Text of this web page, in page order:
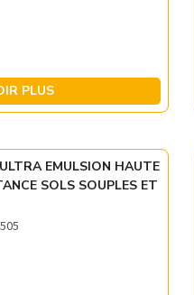
PLUS
EMULSION HAUTE
SOLS SOUPLES ET